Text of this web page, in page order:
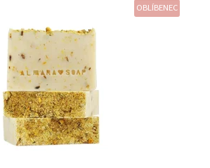
OBLÍBENEC
Almara Soap